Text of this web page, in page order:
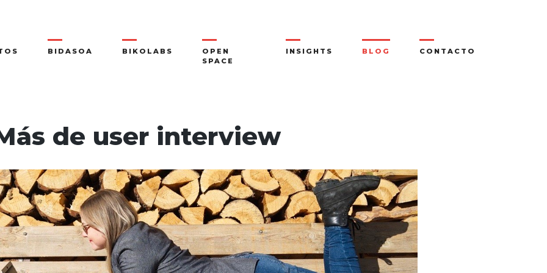
BIDASOA BIKOLABS
OPEN
SPACE
INSIGHTS BLOG CONTACTO
de user interview